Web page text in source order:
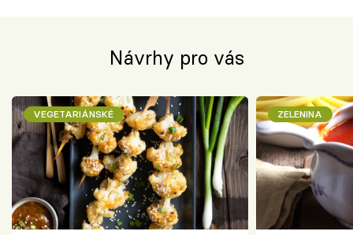
Návrhy pro vás
VEGETARIÁNSKÉ ZELENINA